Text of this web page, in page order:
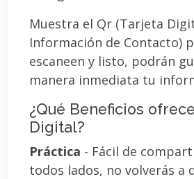
Muestra el Qr (Tarjeta
Información de Contacto)
escaneen y listo, podrán
manera inmediata tu
¿Qué Beneficios
Digital?
Práctica - Fácil de
todos lados, no volverás a